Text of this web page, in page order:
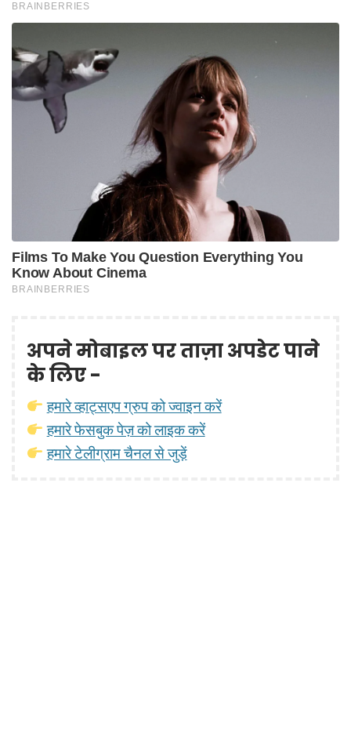
अपने मोबाइल पर ताज़ा अपडेट पाने
के लिए -
हमारे व्हाट्सएप ग्रुप को ज्वाइन करें
हमारे फेसबुक पेज़ को लाइक करें
हमारे टेलीग्राम चैनल से जुड़ें